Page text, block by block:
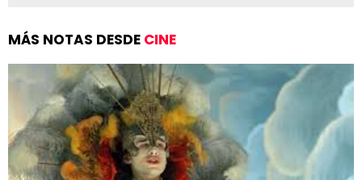
MÁS NOTAS DESDE CINE